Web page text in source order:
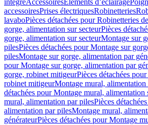
intégréAccessoiresÉléments d’éclairage
accessoiresPrises électriquesRobinetteries
lavaboPièces détachées pour Robinetteries
gorge, alimentation sur secteurPièces
gorge, alimentation sur secteurMontage sur
pilesPièces détachées pour Montage sur
pilesMontage sur gorge, alimentation par
pour Montage sur gorge, alimentation par
gorge, robinet mitigeurPièces détachées
robinet mitigeurMontage mural, alimentation
détachées pour Montage mural, alimentation
mural, alimentation par pilesPièces
alimentation par pilesMontage mural,
générateurPièces détachées pour Montage